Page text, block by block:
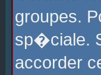
groupes.
sp�ciale.
accorder